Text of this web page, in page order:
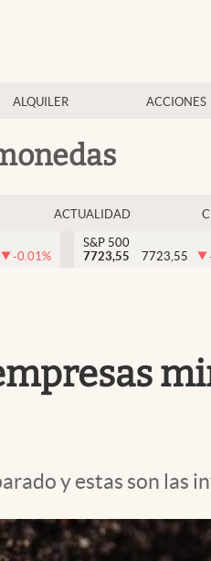
ALQUILER ACCIONES
ACTUALIDAD
-0.01%
S&P 500
7723,55
7723,55
y estas son las